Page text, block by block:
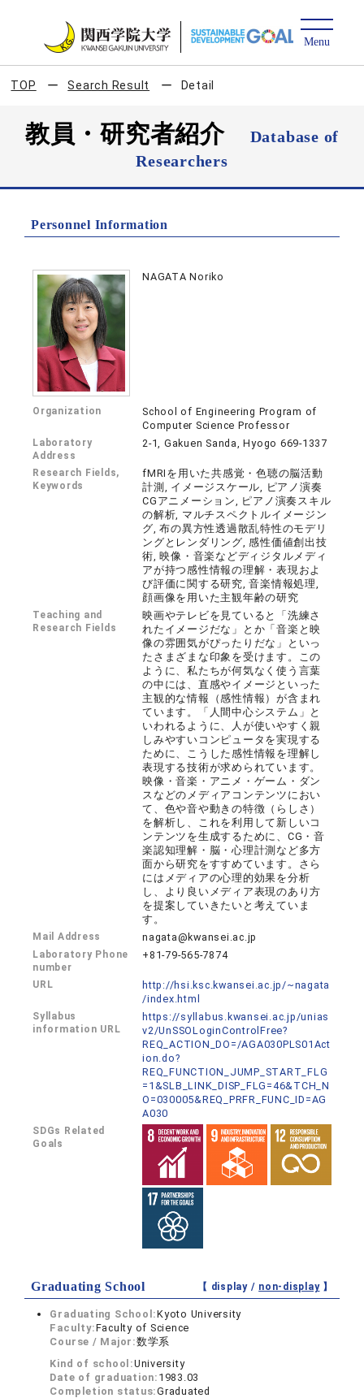
TOP Search Result Detail
教員・研究者紹介
Database of
Researchers
Personnel Information
NAGATA Noriko
Organization
School of Engineering Program of
Computer Science Professor
Laboratory
Address
2-1, Gakuen Sanda, Hyogo 669-1337
Research Fields,
Keywords
fMRIを用いた共感覚・色聴の脳活動
計測, イメージスケール, ピアノ演奏
CGアニメーション, ピアノ演奏スキル
の解析, マルチスペクトルイメージン
グ, 布の異方性透過散乱特性のモデリ
ングとレンダリング, 感性価値創出技
術, 映像・音楽などディジタルメディ
アが持つ感性情報の理解・表現およ
び評価に関する研究, 音楽情報処理,
顔画像を用いた主観年齢の研究
Teaching and
Research Fields
映画やテレビを見ていると「洗練さ
れたイメージだな」とか「音楽と映
像の雰囲気がぴったりだな」といっ
たさまざまな印象を受けます。この
ように、私たちが何気なく使う言葉
の中には、直感やイメージといった
主観的な情報（感性情報）が含まれ
ています。「人間中心システム」と
いわれるように、人が使いやすく親
しみやすいコンピュータを実現する
ために、こうした感性情報を理解し
表現する技術が求められています。
映像・音楽・アニメ・ゲーム・ダン
スなどのメディアコンテンツにおい
て、色や音や動きの特徴（らしさ）
を解析し、これを利用して新しいコ
ンテンツを生成するために、CG・音
楽認知理解・脳・心理計測など多方
面から研究をすすめています。さら
にはメディアの心理的効果を分析
し、より良いメディア表現のあり方
を提案していきたいと考えていま
す。
Mail Address nagata@kwansei.ac.jp
Laboratory Phone
number
+81-79-565-7874
URL
http://hsi.ksc.kwansei.ac.jp/~nagata
/index.html
Syllabus
information URL
https://syllabus.kwansei.ac.jp/unias
v2/UnSSOLoginControlFree?
REQ_ACTION_DO=/AGA030PLS01Act
ion.do?
REQ_FUNCTION_JUMP_START_FLG
=1&SLB_LINK_DISP_FLG=46&TCH_N
O=030005&REQ_PRFR_FUNC_ID=AG
A030
SDGs Related
Goals
Graduating School 【 display / non-display】
Graduating School:Kyoto University
Faculty:Faculty of Science
Course / Major:数学系
Kind of school:University
Date of graduation: 1983.03
Completion status:Graduated